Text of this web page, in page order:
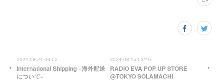
2024.08.24 06:02
International Shipping ~海外配送
について~
2024.08.15 03:46
RADIO EVA POP UP STORE
@TOKYO SOLAMACHI